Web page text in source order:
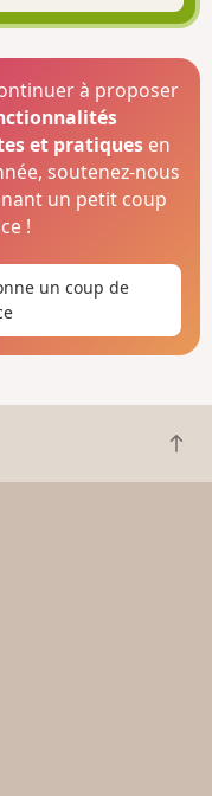
à proposer
et pratiques en
soutenez-nous
un petit coup
!
un coup de
R
e